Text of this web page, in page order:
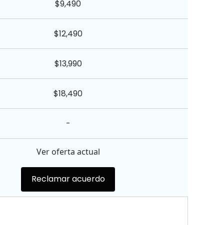
$9,490
$12,490
$13,990
$18,490
-
Ver oferta actual
Reclamar acuerdo